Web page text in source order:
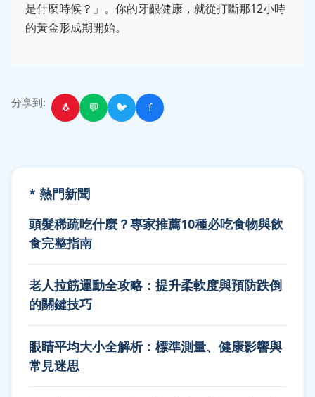
是什麼時候？」。你的牙齦健康，就從打斷那12小時
的黃金形成期開始。
分享到: 🐧 💬 🐦 f
* 熱門新聞
頭髮稀疏吃什麼？專家推薦10種必吃食物與飲
食完整指南
老人拉筋運動全攻略：提升柔軟度與預防跌倒
的關鍵技巧
眼睛平均大小全解析：標準測量、健康影響與
常見迷思